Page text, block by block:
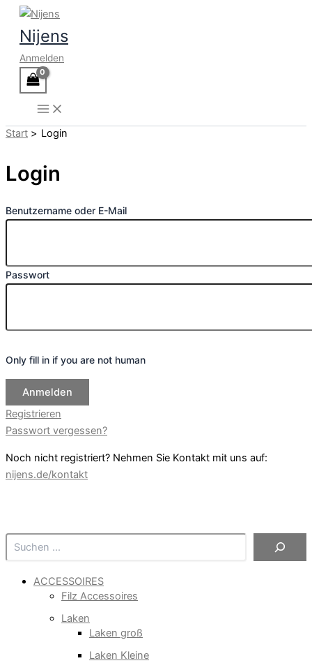
Zum
Inhalt
springen
Nijens
Anmelden
Suchen
ACCESSOIRES
Filz Accessoires
Laken
Laken groß
Laken Kleine
Start Login
Login
Benutzername oder E-Mail
Passwort
Only fill in if you are not human
Registrieren
Passwort vergessen?
Noch nicht registriert? Nehmen Sie Kontakt mit uns auf:
nijens.de/kontakt